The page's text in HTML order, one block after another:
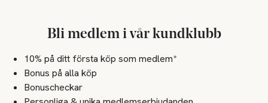
Bli medlem i vår kundklubb
10% på ditt första köp som medlem*
Bonus på alla köp
Bonuscheckar